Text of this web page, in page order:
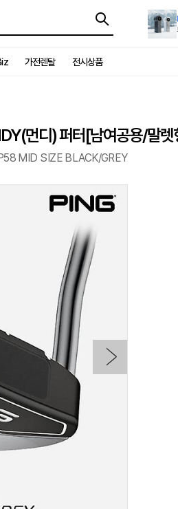
가전렌탈 전시상품
먼디) 퍼터[남여공용/말
MID SIZE BLACK/GREY